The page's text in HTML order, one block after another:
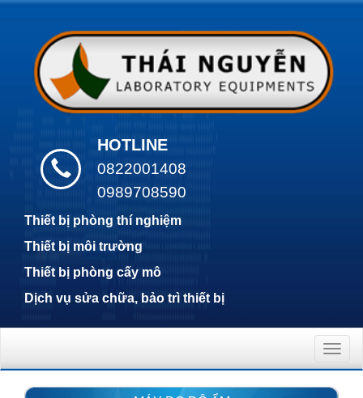
HOTLINE
0822001408
0989708590
Thiết bị phòng thí nghiệm
Thiết bị môi trường
Thiết bị phòng cấy mô
Dịch vụ sửa chữa, bảo trì thiết bị